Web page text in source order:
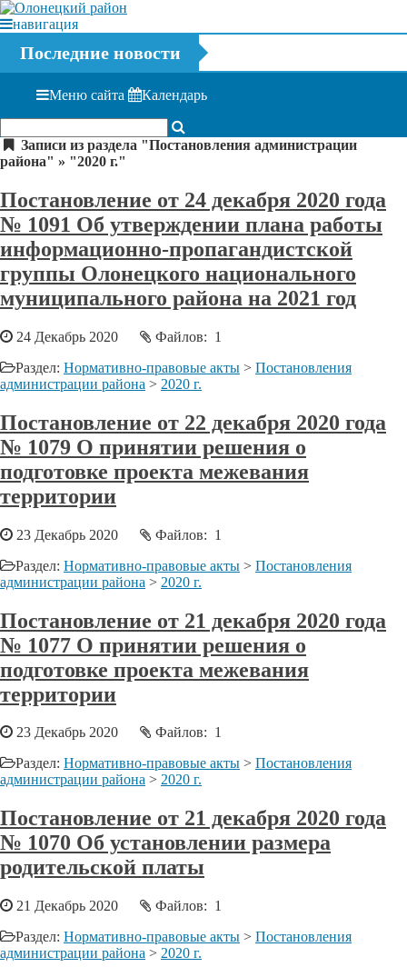
навигация
Последние новости
Меню сайта Календарь
Записи из раздела "Постановления администрации
района" » "2020 г."
Постановление от 24 декабря 2020 года
№ 1091 Об утверждении плана работы
информационно-пропагандистской
группы Олонецкого национального
муниципального района на 2021 год
24 Декабрь 2020
Файлов: 1
Раздел: Нормативно-правовые акты > Постановления
администрации района > 2020 г.
Постановление от 22 декабря 2020 года
№ 1079 О принятии решения о
подготовке проекта межевания
территории
23 Декабрь 2020
Файлов: 1
Раздел: Нормативно-правовые акты > Постановления
администрации района > 2020 г.
Постановление от 21 декабря 2020 года
№ 1077 О принятии решения о
подготовке проекта межевания
территории
23 Декабрь 2020
Файлов: 1
Раздел: Нормативно-правовые акты > Постановления
администрации района > 2020 г.
Постановление от 21 декабря 2020 года
№ 1070 Об установлении размера
родительской платы
21 Декабрь 2020
Файлов: 1
Раздел: Нормативно-правовые акты > Постановления
администрации района > 2020 г.